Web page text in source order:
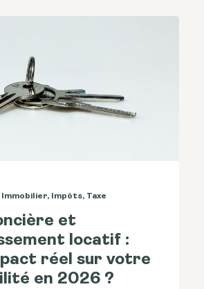
Immobilier, Impôts, Taxe
et
locatif :
réel sur votre
en 2026 ?